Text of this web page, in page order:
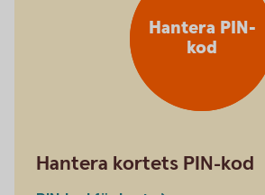
Hantera PIN-
kod
Hantera kortets PIN-kod